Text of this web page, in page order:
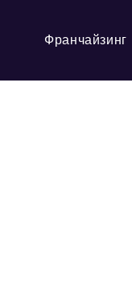
Франчайзинг